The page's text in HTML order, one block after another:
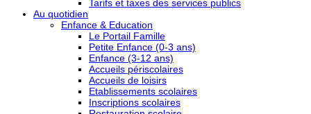
Tarifs et taxes des services publics
Au quotidien
Enfance & Education
Le Portail Famille
Petite Enfance (0-3 ans)
Enfance (3-12 ans)
Accueils périscolaires
Accueils de loisirs
Etablissements scolaires
Inscriptions scolaires